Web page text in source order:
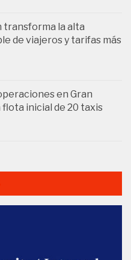
transforma la alta
de viajeros y tarifas más
en Gran
flota inicial de 20 taxis